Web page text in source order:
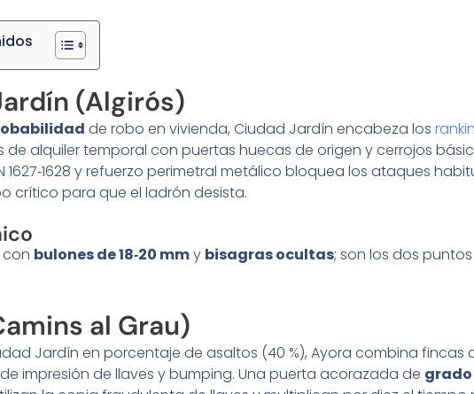
(Algirós)
de robo en vivienda, Ciudad Jardín encabeza los
de alquiler temporal con puertas huecas de origen y cerrojos
1627‑1628 y refuerzo perimetral metálico bloquea los ataques
crítico para que el ladrón desista.
con bulones de 18‑20 mmy bisagras ocultas; son los dos
al Grau)
Jardín en porcentaje de asaltos (40 %), Ayora combina
impresión de llaves y bumping. Una puerta acorazada de grado